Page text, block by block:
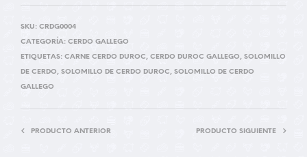
SKU: CRDG0004
CATEGORÍA: CERDO GALLEGO
ETIQUETAS: CARNE CERDO DUROC, CERDO DUROC GALLEGO, SOLOMILLO
DE CERDO, SOLOMILLO DE CERDO DUROC, SOLOMILLO DE CERDO
GALLEGO
PRODUCTO ANTERIOR PRODUCTO SIGUIENTE